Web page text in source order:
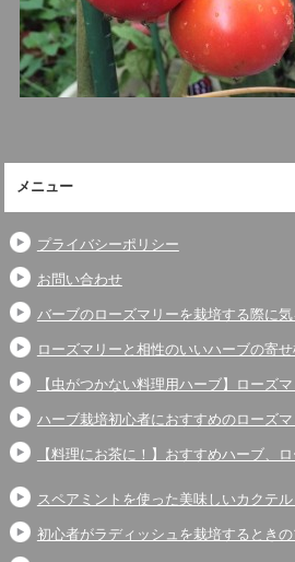
メニュー
プライバシーポリシー
お問い合わせ
バーブのローズマリーを栽培する際に
ローズマリーと相性のいいハーブの寄
【虫がつかない料理用ハーブ】ローズ
ハーブ栽培初心者におすすめのローズ
【料理にお茶に！】おすすめハーブ、
スペアミントを使った美味しいカクテル
初心者がラディッシュを栽培するとき